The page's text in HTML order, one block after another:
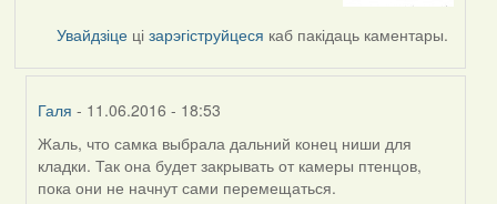
Увайдзіце цізарэгіструйцеся каб пакідаць каментары.
Галя - 11.06.2016 - 18:53
In
reply
to
Жаль, что самка выбрала дальний конец ниши для
кладки. Так она будет закрывать от камеры птенцов,
пока они не начнут сами перемещаться.